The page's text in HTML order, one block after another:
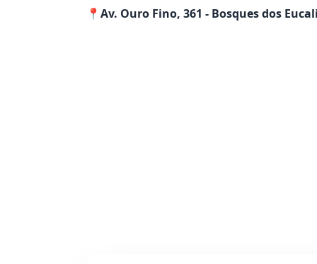
📍 Av. Ouro Fino, 361 - Bosques dos